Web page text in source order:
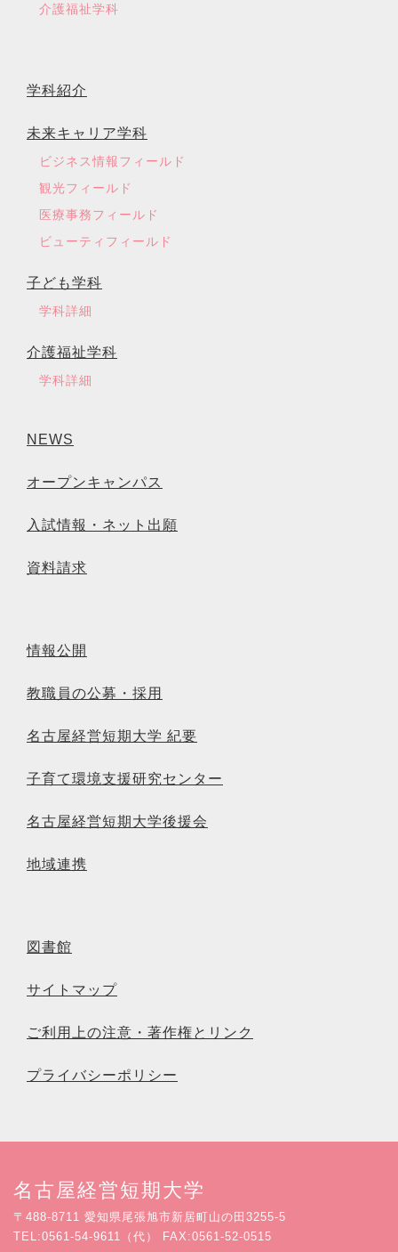
介護福祉学科
学科紹介
未来キャリア学科
ビジネス情報フィールド
観光フィールド
医療事務フィールド
ビューティフィールド
子ども学科
学科詳細
介護福祉学科
学科詳細
NEWS
オープンキャンパス
入試情報・ネット出願
資料請求
情報公開
教職員の公募・採用
名古屋経営短期大学 紀要
子育て環境支援研究センター
名古屋経営短期大学後援会
地域連携
図書館
サイトマップ
ご利用上の注意・著作権とリンク
プライバシーポリシー
名古屋経営短期大学
〒488-8711 愛知県尾張旭市新居町山の田3255-5
TEL:0561-54-9611（代） FAX:0561-52-0515